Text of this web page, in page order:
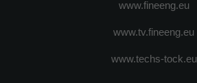
www.fineeng.eu
www.tv.fineeng.eu
www.techs-tock.eu